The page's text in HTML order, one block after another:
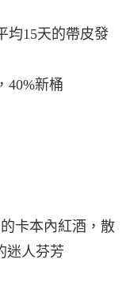
均15天的帶皮發
40%新桶
卡本內紅酒，散
迷人芬芳